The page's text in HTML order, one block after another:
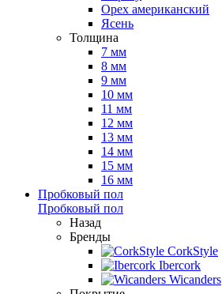
Орех американский
Ясень
Толщина
7 мм
8 мм
9 мм
10 мм
11 мм
12 мм
13 мм
14 мм
15 мм
16 мм
Пробковый пол
Пробковый пол
Назад
Бренды
CorkStyle
Ibercork
Wicanders